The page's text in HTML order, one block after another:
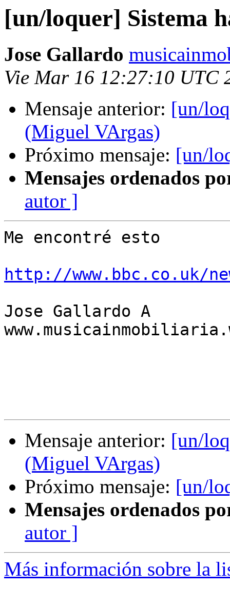
[un/loquer] Sistema
Jose Gallardo
Vie Mar 16 12:27:10 UTC
Mensaje anterior: [un/
(Miguel VArgas)
Próximo mensaje: [un/
Mensajes ordenados
autor ]
Me encontré esto
http://www.bbc.co.uk/
Jose Gallardo A
Mensaje anterior: [un/
(Miguel VArgas)
Próximo mensaje: [un/
Mensajes ordenados
autor ]
Más información sobre la